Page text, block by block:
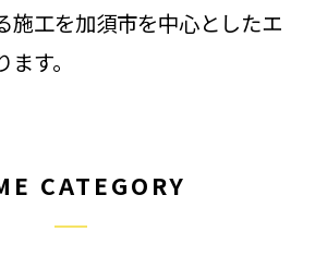
施工を加須市を中心としたエ
す。
CATEGORY